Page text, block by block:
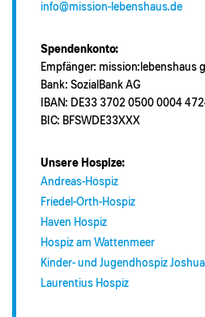
info@mission-lebenshaus.de
Spendenkonto:
Empfänger: mission:lebenshaus
Bank: SozialBank AG
IBAN: DE33 3702 0500 0004
BIC: BFSWDE33XXX
Unsere Hospize:
Andreas-Hospiz
Friedel-Orth-Hospiz
Haven Hospiz
Hospiz am Wattenmeer
Kinder- und Jugendhospiz
Laurentius Hospiz